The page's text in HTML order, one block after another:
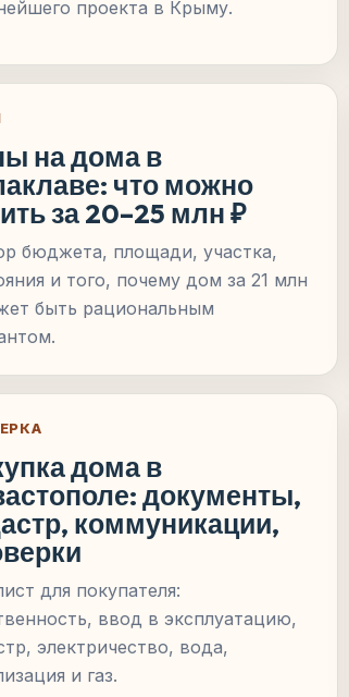
проекта в Крыму.
на дома в
что можно
за 20–25 млн ₽
бюджета, площади, участка,
и того, почему дом за 21 млн
быть рациональным
дома в
документы,
коммуникации,
для покупателя:
ввод в эксплуатацию,
электричество, вода,
и газ.